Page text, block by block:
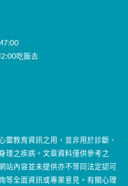
吃飯去
靈教育資訊之用，並非用於診斷、
理之疾病。文章資料僅供參考之
站內容並未提供亦不等同法定認可
等全面資訊或專業意見。有關心理